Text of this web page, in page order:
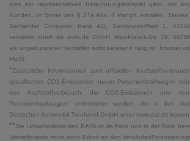
dies ein repräsentatives Berechnungsbeispiel gem. der
Kunden, im Sinne des § 17a Abs. 4 PangV, erhalten. Dieses
Santander Consumer Bank AG, Santander-Platz 1,
vermittelt durch die auto.de GmbH, Max-Planck-Str. 19,
als ungebundener Vermittler nicht beratend tätig ist. Irrtümer
MwSt.
*Zusätzliche Informationen zum offiziellen
spezifischen CO2-Emissionen neuer Personenkraftwagen
den Kraftstoffverbrauch, die CO2-Emissionen und
Personenkraftwagen" entnommen werden, der in den
Deutschen Automobil Treuhand GmbH unter www.dat.de
**Die Umweltprämie des BAFA ist im Preis und in der Rate
Umweltprämie muss nach Erhalt an den Verkäufer/